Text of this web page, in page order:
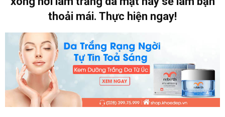
thoải mái. Thực hiện ngay!